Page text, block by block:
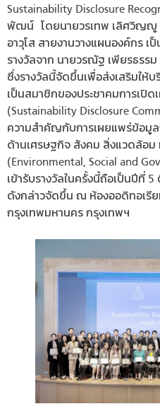
Sustainability Disclosure
พัฒน์ โดยนายวรเทพ เลิศวิญญู
อาวุโส สายงานวางแผนองค์กร
รางวัลจาก นายวรณัฐ เพียรธร
ซึ่งรางวัลนี้จัดขึ้นเพื่อส่งเสริมให้
เป็นสมาชิกของประชาคมการเปิ
(Sustainability Disclosure
ความสำคัญกับการเผยแพร่ข้อมู
ด้านเศรษฐกิจ สังคม สิ่งแวดล้อม
(Environmental, Social and
เข้ารับรางวัลในครั้งนี้ถือเป็นปีที่
ดังกล่าวจัดขึ้น ณ ห้องออดิทอเรี
กรุงเทพมหานคร กรุงเทพฯ